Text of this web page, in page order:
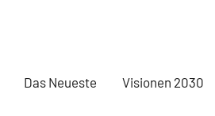
Das Neueste Visionen 2030